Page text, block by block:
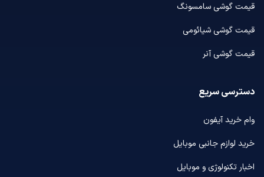
قیمت گوشی سامسونگ
قیمت گوشی شیائومی
قیمت گوشی آنر
دسترسی سریع
وام خرید آیفون
خرید لوازم جانبی موبایل
اخبار تکنولوژی و موبایل